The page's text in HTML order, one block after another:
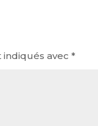
indiqués avec*